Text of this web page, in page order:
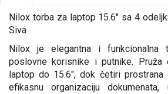
Nilox torba za laptop 15.6" sa 4
Siva
Nilox je elegantna i funkcionalna
poslovne korisnike i putnike. Pruža
laptop do 15.6", dok četiri prostrana
efikasnu organizaciju